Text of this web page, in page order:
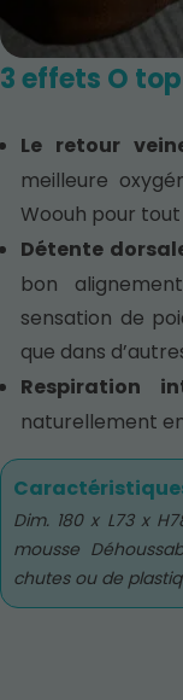
3 effets O
Le retour
meilleure
Woouh pour
Détente
bon
sensation de
que dans
Respiration
naturellement
Dim. 180 x L73 x
mousse
chutes ou de